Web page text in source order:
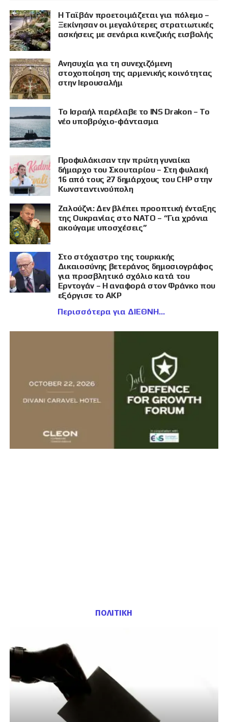
Η Ταϊβάν προετοιμάζεται για πόλεμο –
Ξεκίνησαν οι μεγαλύτερες στρατιωτικές
ασκήσεις με σενάρια κινεζικής εισβολής
Ανησυχία για τη συνεχιζόμενη
στοχοποίηση της αρμενικής κοινότητας
στην Ιερουσαλήμ
Το Ισραήλ παρέλαβε το INS Drakon – Το
νέο υποβρύχιο-φάντασμα
Προφυλάκισαν την πρώτη γυναίκα
δήμαρχο του Σκουταρίου – Στη φυλακή
16 από τους 27 δημάρχους του CHP στην
Κωνσταντινούπολη
Ζαλούζνι: Δεν βλέπει προοπτική ένταξης
της Ουκρανίας στο ΝΑΤΟ – “Για χρόνια
ακούγαμε υποσχέσεις”
Στο στόχαστρο της τουρκικής
Δικαιοσύνης βετεράνος δημοσιογράφος
για προσβλητικό σχόλιο κατά του
Ερντογάν – Η αναφορά στον Φράνκο που
εξόργισε το AKP
Περισσότερα για ΔΙΕΘΝΗ
ΠΟΛΙΤΙΚΗ